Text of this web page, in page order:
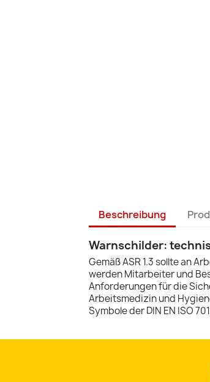
Beschreibung
Warnschilder:
Gemäß ASR 1.3 sollte an
werden Mitarbeiter und
Anforderungen für die
Arbeitsmedizin und
Symbole der DIN EN ISO